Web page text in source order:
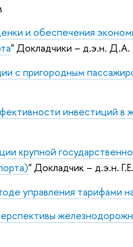
и обеспечения
" Докладчики – д.э.н.
с пригородным
инвестиций в
крупной
" Докладчик – д.э.н.
управления тарифами